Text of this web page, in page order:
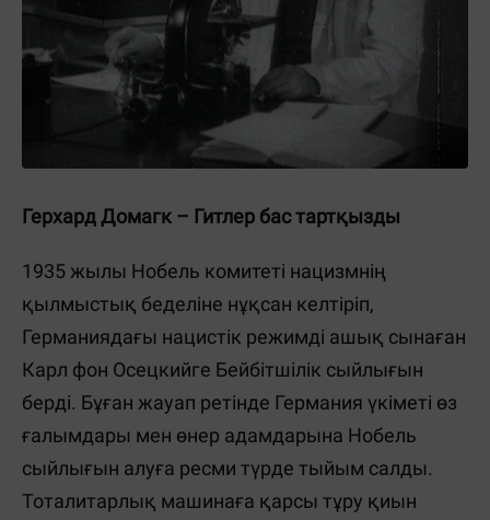
Герхард Домагк – Гитлер бас тартқызды
1935 жылы Нобель комитеті нацизмнің
қылмыстық беделіне нұқсан келтіріп,
Германиядағы нацистік режимді ашық сынаған
Карл фон Осецкийге Бейбітшілік сыйлығын
берді. Бұған жауап ретінде Германия үкіметі өз
ғалымдары мен өнер адамдарына Нобель
сыйлығын алуға ресми түрде тыйым салды.
Тоталитарлық машинаға қарсы тұру қиын